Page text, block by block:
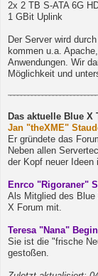
2x 2 TB S-ATA 6G
1 GBit Uplink
Der Server wird
kommen u.a.
Anwendungen. Wir
Möglichkeit und
Das aktuelle Blue X
Jan "theXME"
Er gründete das
Neben allen
der Kopf neuer Ideen
Enrco "Rigoraner"
Als Mitglied des
X Forum mit.
Teresa "Nana"
Sie ist die "frische
gestoßen.